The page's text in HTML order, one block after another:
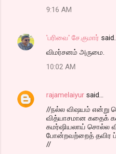
n
9:16 AM
'பரிவை' சே.குமார் said…
விமர்சனம் அருமை.
10:02 AM
rajamelaiyur said…
//நல்ல விஷயம் என்று
வித்யாசமான கதைக்
கமர்ஷியலாய் சொல்ல
போன்றவற்றைத் தவிர
//